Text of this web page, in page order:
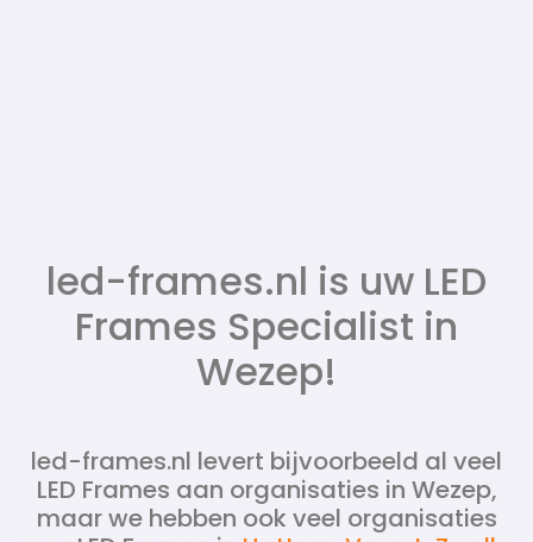
led-frames.nl is uw LED
Frames Specialist in
Wezep!
led-frames.nl levert bijvoorbeeld al veel
LED Frames aan organisaties in Wezep,
maar we hebben ook veel organisaties